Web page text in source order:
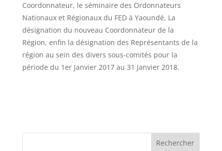
Coordonnateur, le séminaire des Ordonnateurs
Nationaux et Régionaux du FED à Yaoundé, La
désignation du nouveau Coordonnateur de la
Région, enfin la désignation des Représentants de la
région au sein des divers sous-comités pour la
période du 1er Janvier 2017 au 31 Janvier 2018.